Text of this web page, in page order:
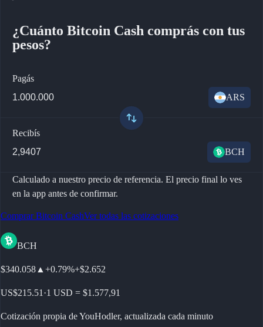
¿Cuánto Bitcoin Cash comprás con tus
pesos?
Pagás
ARS
Recibís
BCH
Calculado a nuestro precio de referencia. El precio final lo ves
en la app antes de confirmar.
Comprar Bitcoin CashVer todas las cotizaciones
BCH
$340.058 ▲ +0.79%+$2.652
US$215.51 ·1 USD = $1.577,91
Cotización propia de YouHodler, actualizada cada minuto